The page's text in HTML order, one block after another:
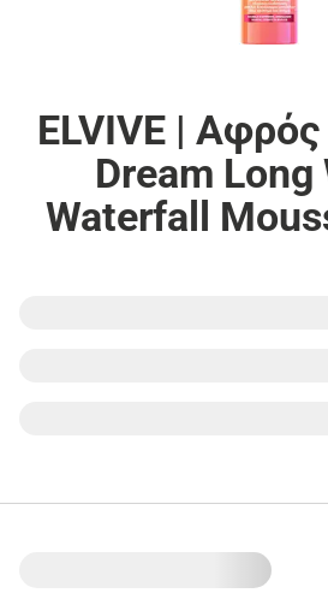
ELVIVE |
Dream Long
Waterfall